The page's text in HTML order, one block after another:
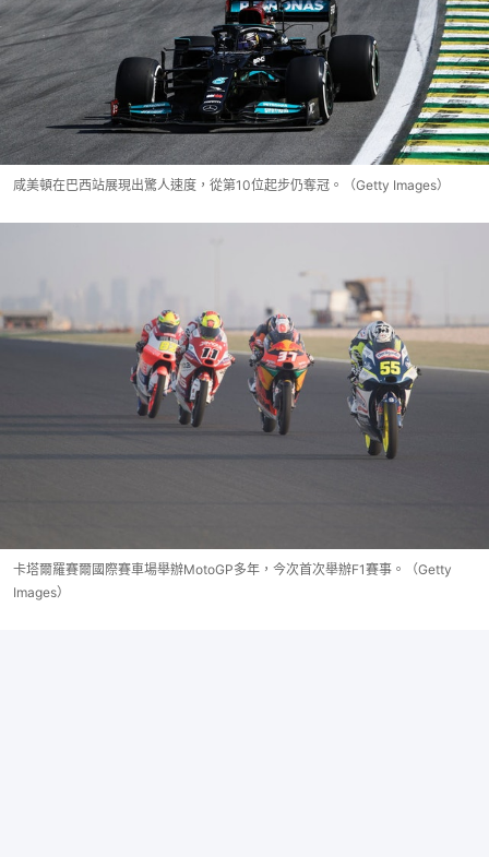
咸美頓在巴西站展現出驚人速度，從第10位起步仍奪冠。（Getty Images）
卡塔爾羅賽爾國際賽車場舉辦MotoGP多年，今次首次舉辦F1賽事。（Getty
Images）